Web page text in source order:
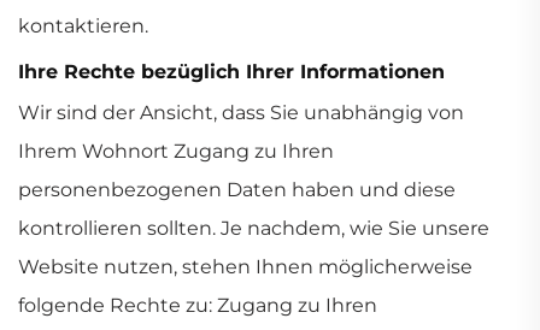
kontaktieren.
Ihre Rechte bezüglich Ihrer Informationen
Wir sind der Ansicht, dass Sie unabhängig von
Ihrem Wohnort Zugang zu Ihren
personenbezogenen Daten haben und diese
kontrollieren sollten. Je nachdem, wie Sie unsere
Website nutzen, stehen Ihnen möglicherweise
folgende Rechte zu: Zugang zu Ihren